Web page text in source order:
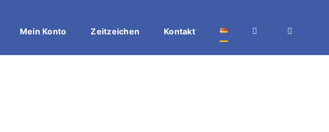
Mein Konto Zeitzeichen Kontakt